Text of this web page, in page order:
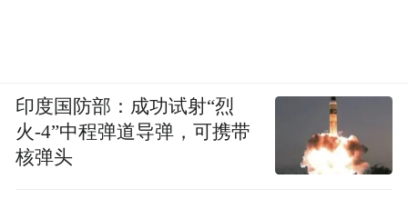
印度国防部：成功试射“烈
火-4”中程弹道导弹，可携带
核弹头